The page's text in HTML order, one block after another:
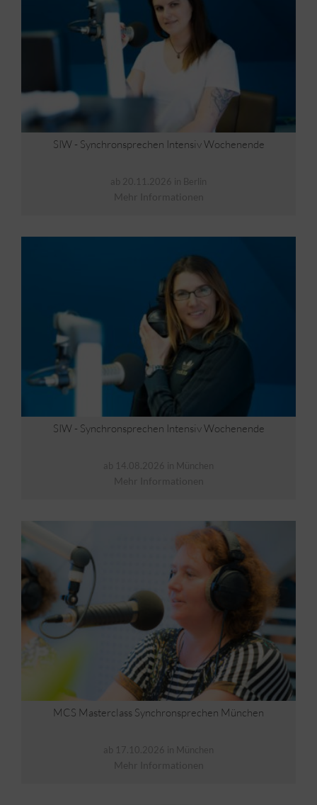
SIW - Synchronsprechen Intensiv Wochenende
ab 20.11.2026 in Berlin
Mehr Informationen
SIW - Synchronsprechen Intensiv Wochenende
ab 14.08.2026 in München
Mehr Informationen
MCS Masterclass Synchronsprechen München
ab 17.10.2026 in München
Mehr Informationen